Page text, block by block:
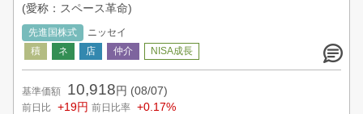
(愛称：スペース革命)
先進国株式 ニッセイ
基準価額 10,918 円 (08/07)
前日比 +19円 前日比率 +0.17%